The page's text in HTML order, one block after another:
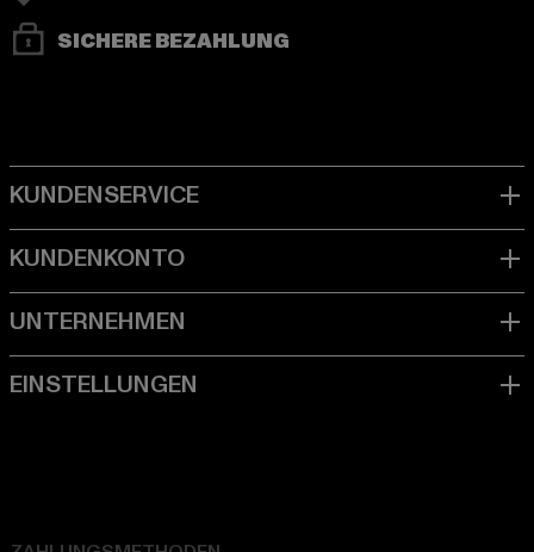
SICHERE BEZAHLUNG